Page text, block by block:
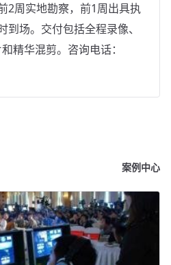
2周实地勘察，前1周出具执
场。交付包括全程录像、
精华混剪。咨询电话：
案例中心